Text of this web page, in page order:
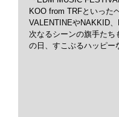
KOO from TRFといった
VALENTINEやNAKKID
次なるシーンの旗手たち
の日、すこぶるハッピー